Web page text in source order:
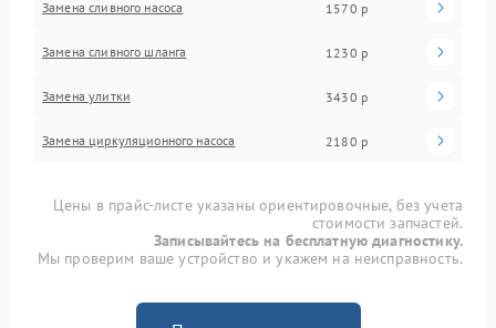
Замена сливного насоса 1570 р
Замена сливного шланга 1230 р
Замена улитки 3430 р
Замена циркуляционного насоса 2180 р
Цены в прайс-листе указаны ориентировочные, без учета
стоимости запчастей.
Записывайтесь на бесплатную диагностику.
Мы проверим ваше устройство и укажем на неисправность.